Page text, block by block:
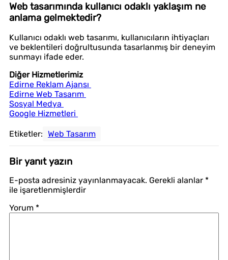
Web tasarımında kullanıcı odaklı yaklaşım ne
anlama gelmektedir?
Kullanıcı odaklı web tasarımı, kullanıcıların ihtiyaçları
ve beklentileri doğrultusunda tasarlanmış bir deneyim
sunmayı ifade eder.
Diğer Hizmetlerimiz
Edirne Reklam Ajansı
Edirne Web Tasarım
Sosyal Medya
Google Hizmetleri
Etiketler: Web Tasarım
Bir yanıt yazın
E-posta adresiniz yayınlanmayacak. Gerekli alanlar *
ile işaretlenmişlerdir
Yorum *